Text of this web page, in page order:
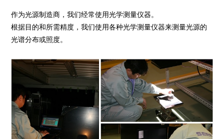
作为光源制造商，我们经常使用光学测量仪器。
根据目的和所需精度，我们使用各种光学测量仪器来测量光源的
光谱分布或照度。